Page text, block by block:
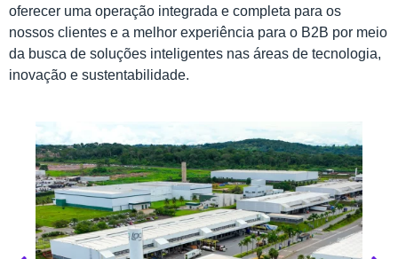
oferecer uma operação integrada e completa para os
nossos clientes e a melhor experiência para o B2B por meio
da busca de soluções inteligentes nas áreas de tecnologia,
inovação e sustentabilidade.